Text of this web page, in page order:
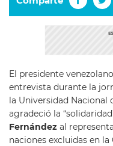
El presidente venezolano
entrevista durante la
la Universidad Nacional
agradeció la
Fernández al
naciones excluidas en